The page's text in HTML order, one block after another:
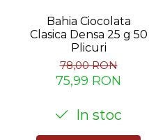
Bahia Ciocolata
Clasica Densa 25 g 50
Plicuri
78,00 RON
75,99 RON
In stoc